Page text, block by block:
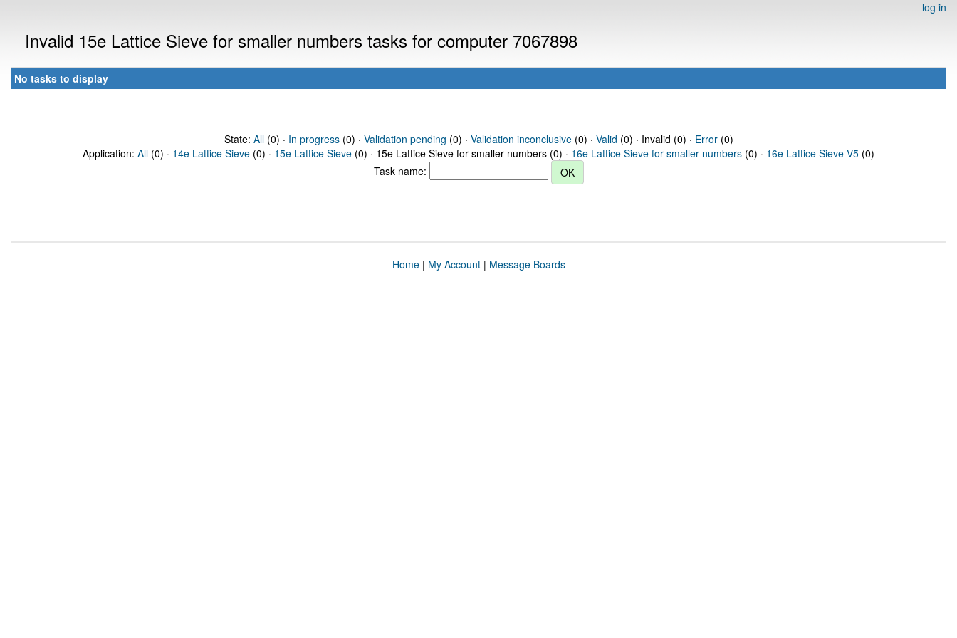
log in
Invalid 15e Lattice Sieve for smaller numbers tasks for computer 7067898
No tasks to display
State: All(0) · In progress(0) · Validation pending (0) · Validation inconclusive(0) · Valid (0) · Invalid (0) · Error(0)
Application: All (0) · 14e Lattice Sieve (0) · 15e Lattice Sieve (0) · 15e Lattice Sieve for smaller numbers (0) · 16e Lattice Sieve for smaller numbers (0) · 16e Lattice Sieve V5 (0)
Task name:
Home| My Account| Message Boards